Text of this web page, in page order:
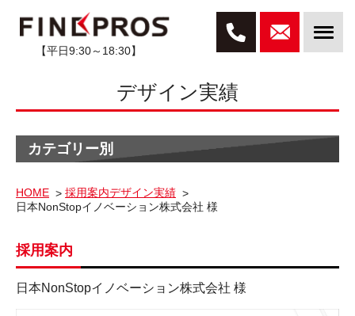
【平日9:30～18:30】
デザイン実績
カテゴリー別
HOME
採用案内デザイン実績
日本NonStopイノベーション株式会社 様
採用案内
日本NonStopイノベーション株式会社 様